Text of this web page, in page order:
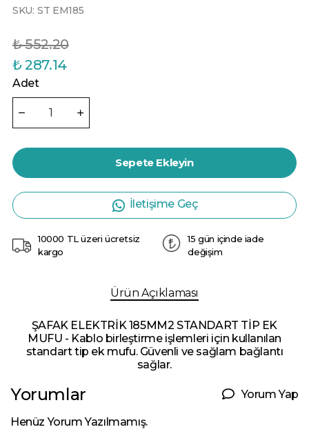
SKU: ST EM185
₺ 552.20
₺ 287.14
Adet
Sepete Ekleyin
İletişime Geç
10000 TL üzeri ücretsiz
kargo
15 gün içinde iade
değişim
Ürün Açıklaması
ŞAFAK ELEKTRİK 185MM2 STANDART TİP EK
MUFU - Kablo birleştirme işlemleri için kullanılan
standart tip ek mufu. Güvenli ve sağlam bağlantı
sağlar.
Yorumlar Yorum Yap
Henüz Yorum Yazılmamış.